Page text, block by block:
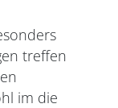
treffen
im die